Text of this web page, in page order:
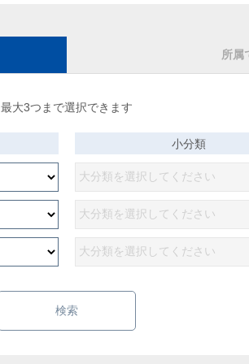
所属
最大3つまで選択できます
小分類
検索